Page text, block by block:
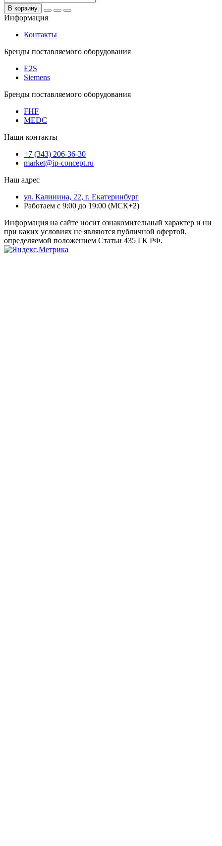
В корзину
Информация
Контакты
Бренды поставляемого оборудования
E2S
Siemens
Бренды поставляемого оборудования
FHF
MEDC
Наши контакты
+7 (343) 206-36-30
market@ip-concept.ru
Наш адрес
ул. Калинина, 22, г. Екатеринбург
Работаем с 9:00 до 19:00 (МСК+2)
Информация на сайте носит ознакомительный характер и ни
при каких условиях не являются публичной офертой,
определяемой положением Статьи 435 ГК РФ.